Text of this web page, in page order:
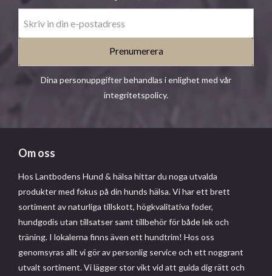
Prenumerera
Dina personuppgifter behandlas i enlighet med vår
integritetspolicy.
Om oss
Hos Lantbodens Hund & hälsa hittar du noga utvalda
produkter med fokus på din hunds hälsa. Vi har ett brett
sortiment av naturliga tillskott, högkvalitativa foder,
hundgodis utan tillsatser samt tillbehör för både lek och
träning. I lokalerna finns även ett hundtrim! Hos oss
genomsyras allt vi gör av personlig service och ett noggrant
utvalt sortiment. Vi lägger stor vikt vid att guida dig rätt och